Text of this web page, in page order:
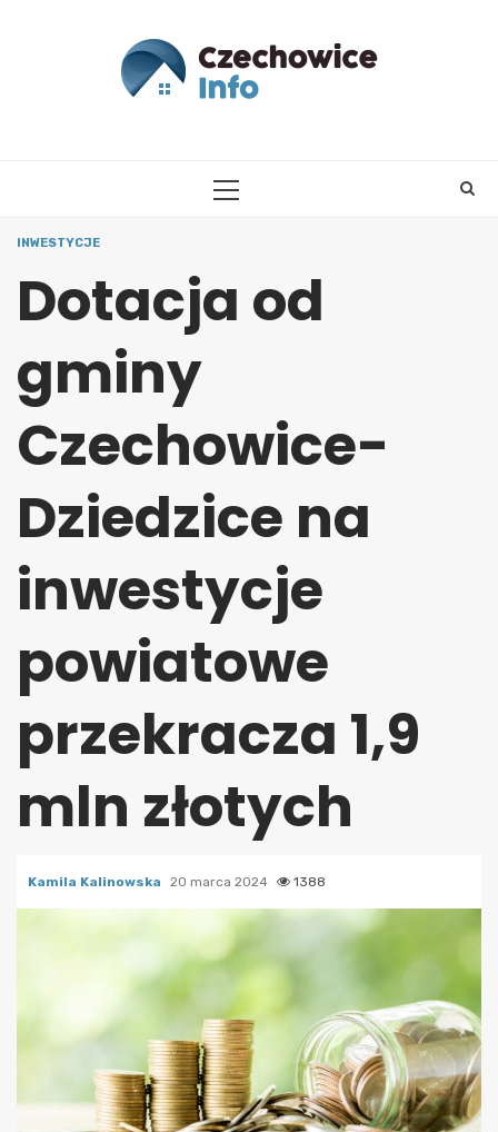
PRIMARY
INWESTYCJE
Dotacja od
gminy
Czechowice-
Dziedzice na
inwestycje
powiatowe
przekracza 1,9
mln złotych
Kamila Kalinowska 20 marca 2024 1388